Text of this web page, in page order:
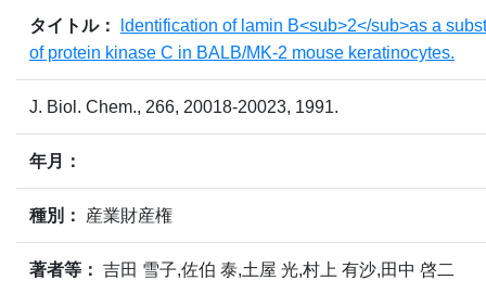
タイトル：
ldentification of lamin B<sub>2</sub>as a
of protein kinase C in BALB/MK-2 mouse keratinocytes.
J. Biol. Chem., 266, 20018-20023, 1991.
年月：
種別： 産業財産権
著者等： 吉田 雪子,佐伯 泰,土屋 光,村上 有沙,田中 啓二